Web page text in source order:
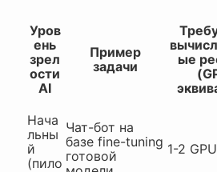
Уров
ень
зрел
ости
AI
Пример
задачи
ые
Нача
льны
й
(пило
Чат-бот на
базе fine-tuning
готовой
1-2 GPU